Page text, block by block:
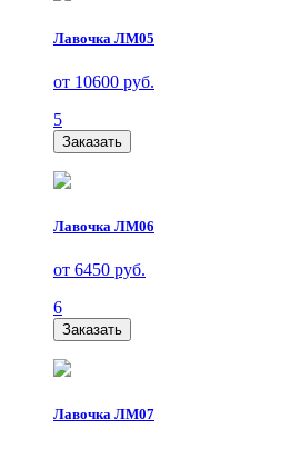
Лавочка ЛМ05
от 10600 руб.
5
Заказать
Лавочка ЛМ06
от 6450 руб.
6
Заказать
Лавочка ЛМ07